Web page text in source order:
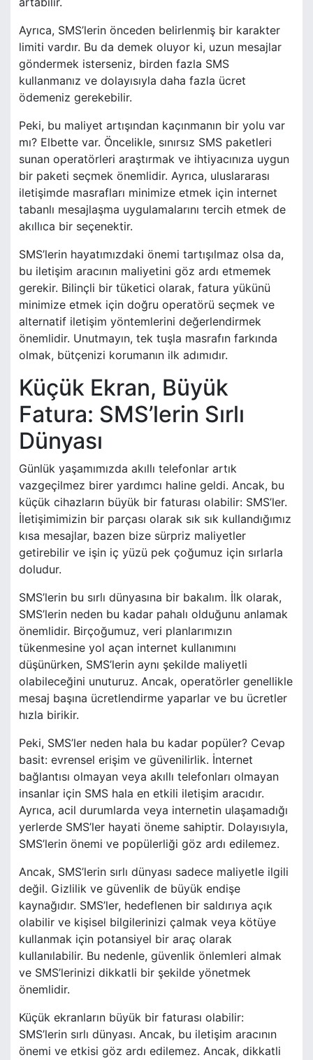
Ayrıca, SMS’lerin önceden belirlenmiş bir karakter
limiti vardır. Bu da demek oluyor ki, uzun mesajlar
göndermek isterseniz, birden fazla SMS
kullanmanız ve dolayısıyla daha fazla ücret
ödemeniz gerekebilir.
Peki, bu maliyet artışından kaçınmanın bir yolu var
mı? Elbette var. Öncelikle, sınırsız SMS paketleri
sunan operatörleri araştırmak ve ihtiyacınıza uygun
bir paketi seçmek önemlidir. Ayrıca, uluslararası
iletişimde masrafları minimize etmek için internet
tabanlı mesajlaşma uygulamalarını tercih etmek de
akıllıca bir seçenektir.
SMS’lerin hayatımızdaki önemi tartışılmaz olsa da,
bu iletişim aracının maliyetini göz ardı etmemek
gerekir. Bilinçli bir tüketici olarak, fatura yükünü
minimize etmek için doğru operatörü seçmek ve
alternatif iletişim yöntemlerini değerlendirmek
önemlidir. Unutmayın, tek tuşla masrafın farkında
olmak, bütçenizi korumanın ilk adımıdır.
Küçük Ekran, Büyük
Fatura: SMS’lerin Sırlı
Dünyası
Günlük yaşamımızda akıllı telefonlar artık
vazgeçilmez birer yardımcı haline geldi. Ancak, bu
küçük cihazların büyük bir faturası olabilir: SMS’ler.
İletişimimizin bir parçası olarak sık sık kullandığımız
kısa mesajlar, bazen bize sürpriz maliyetler
getirebilir ve işin iç yüzü pek çoğumuz için sırlarla
doludur.
SMS’lerin bu sırlı dünyasına bir bakalım. İlk olarak,
SMS’lerin neden bu kadar pahalı olduğunu anlamak
önemlidir. Birçoğumuz, veri planlarımızın
tükenmesine yol açan internet kullanımını
düşünürken, SMS’lerin aynı şekilde maliyetli
olabileceğini unuturuz. Ancak, operatörler genellikle
mesaj başına ücretlendirme yaparlar ve bu ücretler
hızla birikir.
Peki, SMS’ler neden hala bu kadar popüler? Cevap
basit: evrensel erişim ve güvenilirlik. İnternet
bağlantısı olmayan veya akıllı telefonları olmayan
insanlar için SMS hala en etkili iletişim aracıdır.
Ayrıca, acil durumlarda veya internetin ulaşamadığı
yerlerde SMS’ler hayati öneme sahiptir. Dolayısıyla,
SMS’lerin önemi ve popülerliği göz ardı edilemez.
Ancak, SMS’lerin sırlı dünyası sadece maliyetle ilgili
değil. Gizlilik ve güvenlik de büyük endişe
kaynağıdır. SMS’ler, hedeflenen bir saldırıya açık
olabilir ve kişisel bilgilerinizi çalmak veya kötüye
kullanmak için potansiyel bir araç olarak
kullanılabilir. Bu nedenle, güvenlik önlemleri almak
ve SMS’lerinizi dikkatli bir şekilde yönetmek
önemlidir.
Küçük ekranların büyük bir faturası olabilir:
SMS’lerin sırlı dünyası. Ancak, bu iletişim aracının
önemi ve etkisi göz ardı edilemez. Ancak, dikkatli